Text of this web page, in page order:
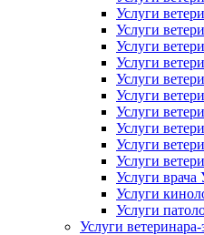
Услуги
Услуги
Услуги
Услуги
Услуги
Услуги
Услуги
Услуги
Услуги
Услуги
Услуги
Услуги
Услуги
Услуги ветеринара-